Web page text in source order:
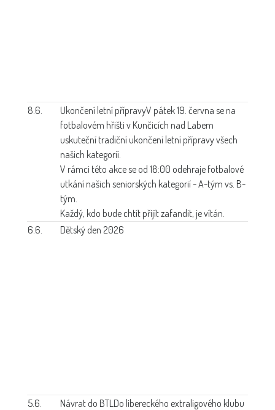
8.6. Ukončení letní přípravyV pátek 19. června se na
fotbalovém hřišti v Kunčicích nad Labem
uskuteční tradiční ukončení letní přípravy všech
našich kategorií.
V rámci této akce se od 18:00 odehraje fotbalové
utkání našich seniorských kategorií - A-tým vs. B-
tým.
Každý, kdo bude chtít přijít zafandit, je vítán.
6.6.
Dětský den 2026
5.6. Návrat do BTL Do libereckého extraligového klubu